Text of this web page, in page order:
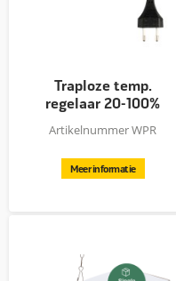
Traploze temp.
regelaar 20-100%
Artikelnummer WPR
Meer informatie